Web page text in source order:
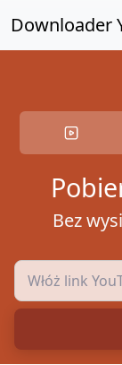
Downloader
Bez